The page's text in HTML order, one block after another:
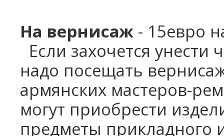
На вернисаж - 15евро
Если захочется
надо посещать
армянских мастеров-
могут приобрести
предметы прикладного